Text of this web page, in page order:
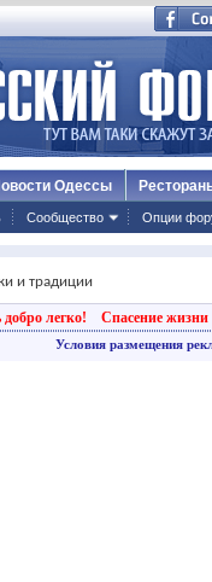
Сообщество Опции
Одессы
и традиции
легко! Спасение жизни
Условия размещения